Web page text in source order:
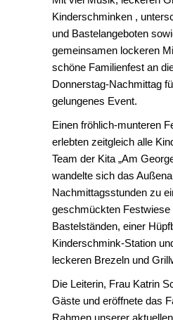
Kinderschminken ,
und Bastelangeboten
gemeinsamen lockeren
schöne Familienfest an
Donnerstag-Nachmittag
gelungenes Event.
Einen fröhlich-munteren
erlebten zeitgleich alle
Team der Kita „Am
wandelte sich das
Nachmittagsstunden zu
geschmückten Festwiese
Bastelständen, einer
Kinderschmink-Station
leckeren Brezeln und
Die Leiterin, Frau Katrin
Gäste und eröffnete das
Rahmen unserer